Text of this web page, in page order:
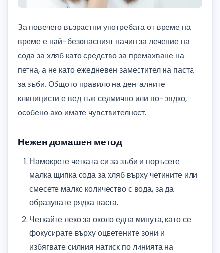
За повечето възрастни употребата от време на
време е най-безопасният начин за лечение на
сода за хляб като средство за премахване на
петна, а не като ежедневен заместител на паста
за зъби. Общото правило на денталните
клиницисти е веднъж седмично или по-рядко,
особено ако имате чувствителност.
Нежен домашен метод
Намокрете четката си за зъби и поръсете
малка щипка сода за хляб върху четините или
смесете малко количество с вода, за да
образувате рядка паста.
Четкайте леко за около една минута, като се
фокусирате върху оцветените зони и
избягвате силния натиск по линията на